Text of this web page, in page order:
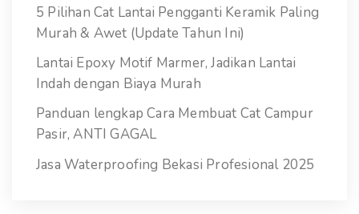
5 Pilihan Cat Lantai Pengganti Keramik Paling
Murah & Awet (Update Tahun Ini)
Lantai Epoxy Motif Marmer, Jadikan Lantai
Indah dengan Biaya Murah
Panduan lengkap Cara Membuat Cat Campur
Pasir, ANTI GAGAL
Jasa Waterproofing Bekasi Profesional 2025